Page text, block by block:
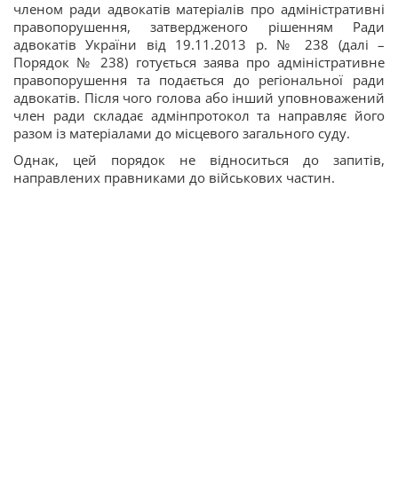
членом ради адвокатів матеріалів про адміністративні
правопорушення, затвердженого рішенням Ради
адвокатів України від 19.11.2013 р. № 238 (далі –
Порядок № 238) готується заява про адміністративне
правопорушення та подається до регіональної ради
адвокатів. Після чого голова або інший уповноважений
член ради складає адмінпротокол та направляє його
разом із матеріалами до місцевого загального суду.
Однак, цей порядок не відноситься до запитів,
направлених правниками до військових частин.